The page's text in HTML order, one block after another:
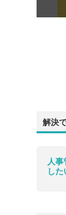
解決
人
した